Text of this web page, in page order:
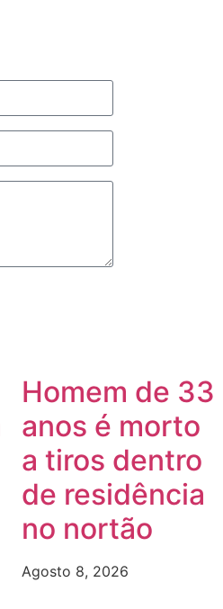
Homem de 33
anos é morto
a tiros dentro
de residência
no nortão
Agosto 8, 2026